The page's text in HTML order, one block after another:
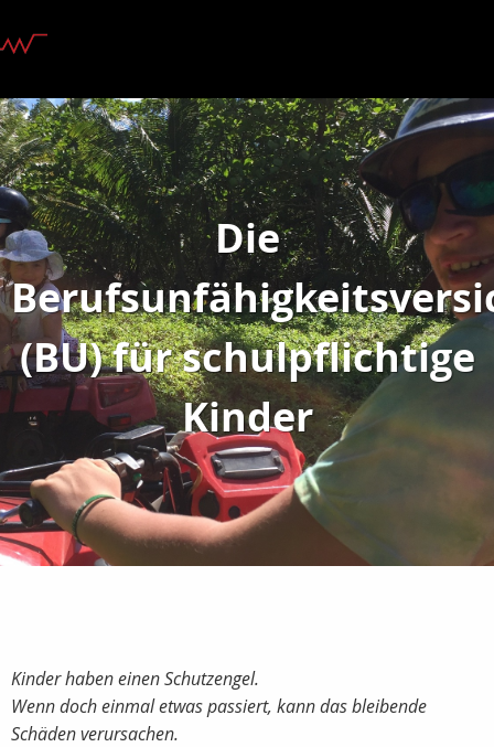
Die
(BU) für schulpflichtige
Kinder
Kinder haben einen Schutzengel.
Wenn doch einmal etwas passiert, kann das bleibende
Schäden verursachen.